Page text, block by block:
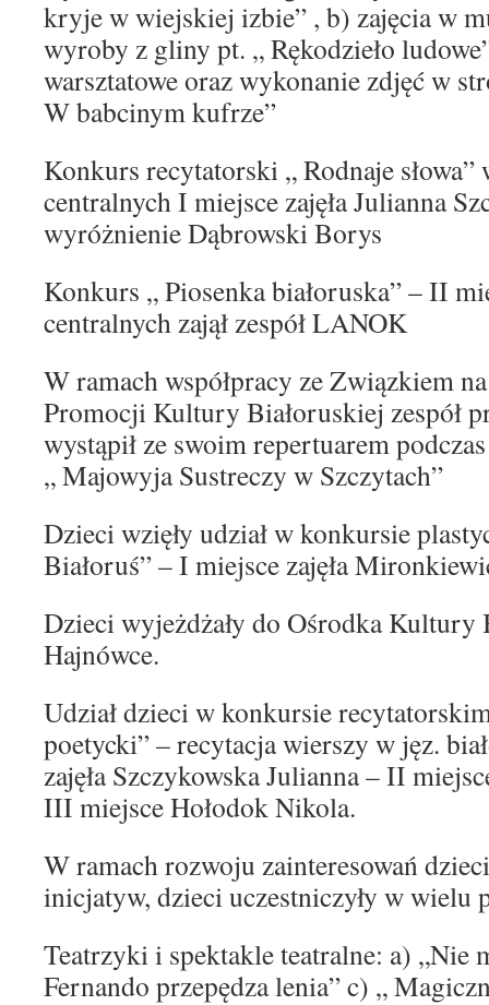
kryje w wiejskiej izbie” , b) zajęcia w
wyroby z gliny pt. „ Rękodzieło
warsztatowe oraz wykonanie zdjęć w
W babcinym kufrze”
Konkurs recytatorski „ Rodnaje
centralnych I miejsce zajęła Julianna
wyróżnienie Dąbrowski Borys
Konkurs „ Piosenka białoruska” – II
centralnych zajął zespół LANOK
W ramach współpracy ze Związkiem
Promocji Kultury Białoruskiej zespół
wystąpił ze swoim repertuarem
„ Majowyja Sustreczy w Szczytach”
Dzieci wzięły udział w konkursie
Białoruś” – I miejsce zajęła
Dzieci wyjeżdżały do Ośrodka Kultury
Hajnówce.
Udział dzieci w konkursie
poetycki” – recytacja wierszy w jęz.
zajęła Szczykowska Julianna – II
III miejsce Hołodok Nikola.
W ramach rozwoju zainteresowań
inicjatyw, dzieci uczestniczyły w wielu
Teatrzyki i spektakle teatralne: a) „Nie
Fernando przepędza lenia” c) „